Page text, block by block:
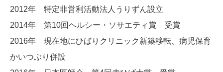
2012年 特定非営利活動法人うりずん設立
2014年 第10回ヘルシー・ソサエティ賞 受賞
2016年 現在地にひばりクリニック新築移転、病児保育
かいつぶり併設